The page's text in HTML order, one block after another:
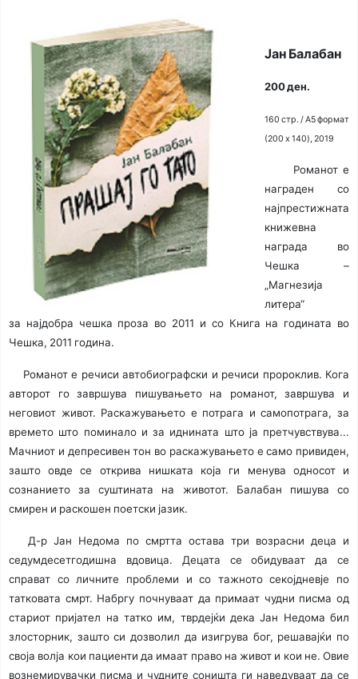
Јан Балабан
200 ден.
160 стр. / A5 формат
(200 x 140), 2019
Романот е
награден со
најпрестижната
книжевна
награда во
Чешка –
„Магнезија
литера“
за најдобра чешка проза во 2011 и со Книга на годината во
Чешка, 2011 година.
Романот е речиси автобиографски и речиси пророклив. Кога
авторот го завршува пишувањето на романот, завршува и
неговиот живот. Раскажувањето е потрага и самопотрага, за
времето што поминало и за иднината што ја претчувствува...
Мачниот и депресивен тон во раскажувањето е само привиден,
зашто овде се открива нишката која ги менува односот и
сознанието за суштината на животот. Балабан пишува со
смирен и раскошен поетски јазик.
Д-р Јан Недома по смртта остава три возрасни деца и
седумдесетгодишна вдовица. Децата се обидуваат да се
справат со личните проблеми и со тажното секојдневје по
татковата смрт. Набргу почнуваат да примаат чудни писма од
стариот пријател на татко им, тврдејќи декаЈан Недома бил
злосторник, зашто си дозволил да изигрува бог, решавајќи по
своја волја кои пациенти да имаат право на живот и кои не. Овие
вознемирувачки писма и чудните соништа ги наведуваат да се